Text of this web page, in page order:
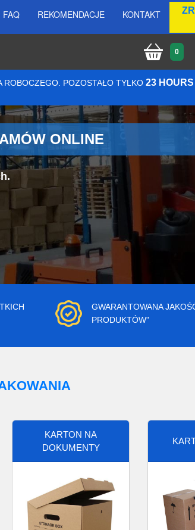
FAQ REKOMENDACJE KONTAKT
0
POZOSTAŁO TYLKO 23
ONLINE
GWARANTOWANA
PRODUKTÓW"
KARTON NA
DOKUMENTY